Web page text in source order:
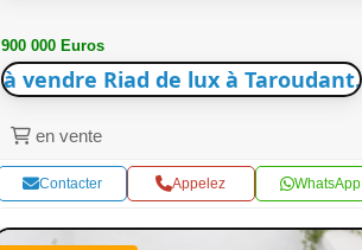
900 000 Euros
à vendre Riad de lux à Taroudant.
en vente
Contacter Appelez WhatsApp